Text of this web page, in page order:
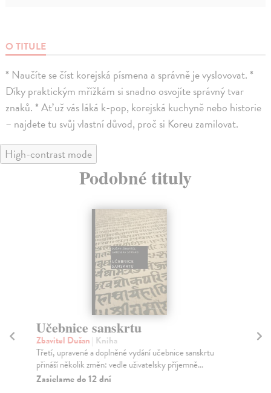
O TITULE
* Naučíte se číst korejská písmena a správně je vyslovovat. *
Díky praktickým mřížkám si snadno osvojíte správný tvar
znaků. * Ať už vás láká k-pop, korejská kuchyně nebo historie
– najdete tu svůj vlastní důvod, proč si Koreu zamilovat.
High-contrast mode
Podobné tituly
Učebnice sanskrtu
Zbavitel Dušan | Kniha
Třetí, upravené a doplněné vydání učebnice sanskrtu
přináší několik změn: vedle uživatelsky příjemně...
Zasielame do 12 dní